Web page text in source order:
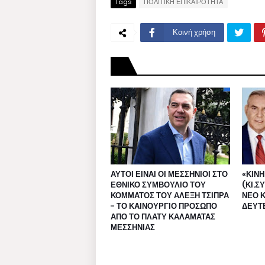
Κοινή χρήση
ΑΥΤΟΙ ΕΙΝΑΙ ΟΙ ΜΕΣΣΗΝΙΟΙ ΣΤΟ
ΕΘΝΙΚΟ ΣΥΜΒΟΥΛΙΟ ΤΟΥ
ΚΟΜΜΑΤΟΣ ΤΟΥ ΑΛΕΞΗ ΤΣΙΠΡΑ
- ΤΟ ΚΑΙΝΟΥΡΓΙΟ ΠΡΟΣΩΠΟ
ΑΠΟ ΤΟ ΠΛΑΤΥ ΚΑΛΑΜΑΤΑΣ
ΜΕΣΣΗΝΙΑΣ
ΝΕΟ